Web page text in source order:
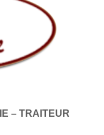
– TRAITEUR